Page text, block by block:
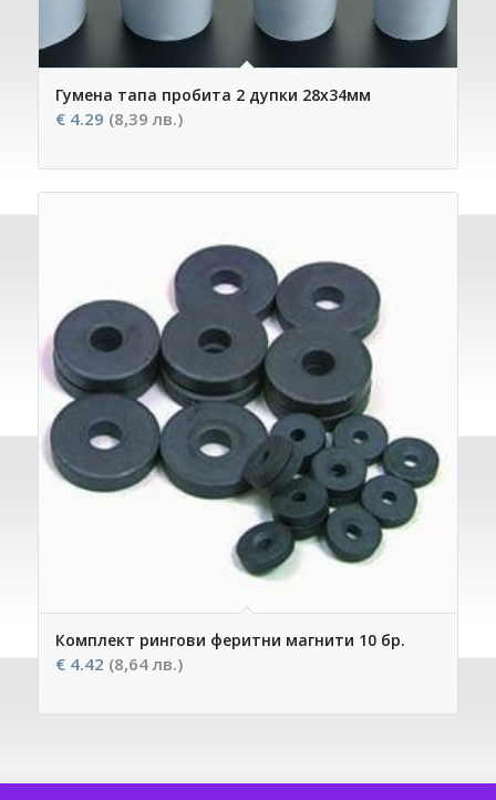
Гумена тапа пробита 2 дупки 28х34мм
€4.29 (8,39 лв.)
Комплект рингови феритни магнити 10 бр.
€4.42 (8,64 лв.)